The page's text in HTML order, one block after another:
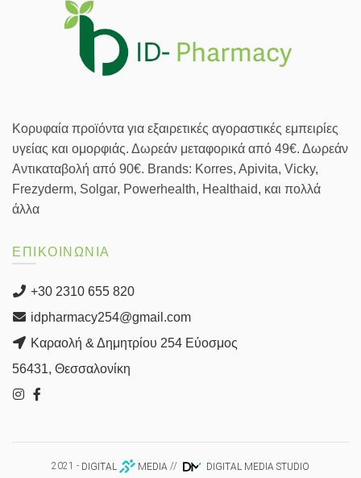
Κορυφαία προϊόντα για εξαιρετικές αγοραστικές εμπειρίες
υγείας και ομορφιάς. Δωρεάν μεταφορικά από 49€. Δωρεάν
Αντικαταβολή από 90€. Brands: Korres, Apivita, Vicky,
Frezyderm, Solgar, Powerhealth, Healthaid, και πολλά
άλλα
ΕΠΙΚΟΙΝΩΝΙΑ
+30 2310 655 820
idpharmacy254@gmail.com
Καραολή & Δημητρίου 254 Εύοσμος
56431, Θεσσαλονίκη
2021 - DIGITAL MEDIA // DIGITAL MEDIA STUDIO